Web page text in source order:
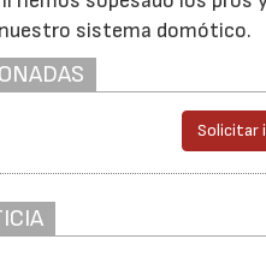
sistema domótico.
Solicitar